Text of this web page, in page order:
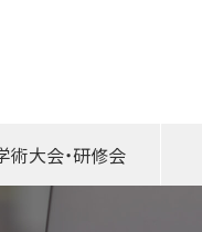
術大会・研修会